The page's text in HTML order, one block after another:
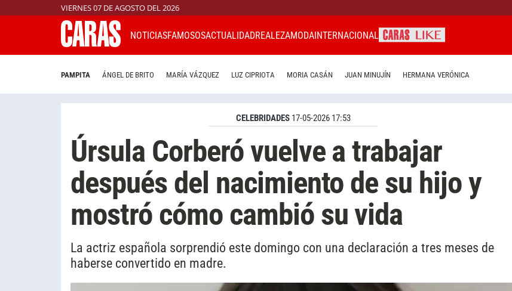
VIERNES 07 DE AGOSTO DEL 2026
NOTICIASFAMOSOSACTUALIDADREALEZAMODAINTERNACIONAL
PAMPITA ÁNGEL DE BRITO MARÍA VÁZQUEZ LUZ CIPRIOTA MORIA CASÁN JUAN MINUJÍN HERMANA VERÓNICA
CELEBRIDADES 17-05-2026 17:53
Úrsula Corberó vuelve a trabajar
después del nacimiento de su hijo y
mostró cómo cambió su vida
La actriz española sorprendió este domingo con una declaración a tres meses de
haberse convertido en madre.